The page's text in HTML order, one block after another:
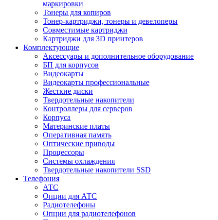
маркировки
Тонеры для копиров
Тонер-картриджи, тонеры и девелоперы
Совместимые картриджи
Картриджи для 3D принтеров
Комплектующие
Аксессуары и дополнительное оборудование
БП для корпусов
Видеокарты
Видеокарты профессиональные
Жесткие диски
Твердотельные накопители
Контроллеры для серверов
Корпуса
Материнские платы
Оперативная память
Оптические приводы
Процессоры
Системы охлаждения
Твердотельные накопители SSD
Телефония
АТС
Опции для АТС
Радиотелефоны
Опции для радиотелефонов